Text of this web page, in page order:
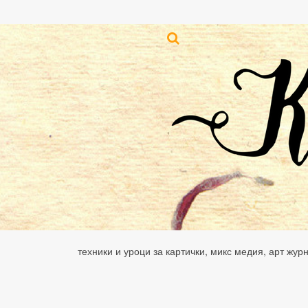
техники и уроци за картички, микс медия, арт